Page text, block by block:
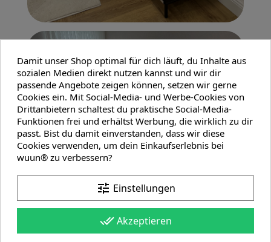
Damit unser Shop optimal für dich läuft, du Inhalte aus
sozialen Medien direkt nutzen kannst und wir dir
passende Angebote zeigen können, setzen wir gerne
Cookies ein. Mit Social-Media- und Werbe-Cookies von
Drittanbietern schaltest du praktische Social-Media-
Funktionen frei und erhältst Werbung, die wirklich zu dir
passt. Bist du damit einverstanden, dass wir diese
Cookies verwenden, um dein Einkaufserlebnis bei
wuun® zu verbessern?
tune Einstellungen
done_all Akzeptieren